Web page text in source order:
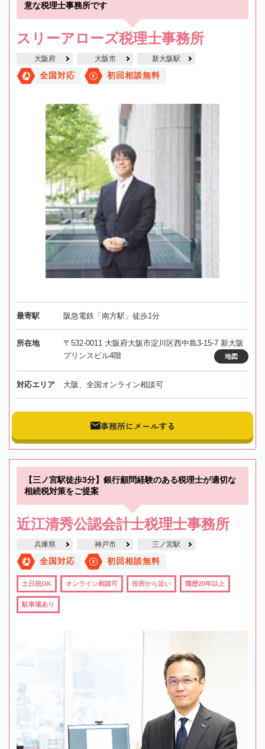
意な税理士事務所です
スリーアローズ税理士事務所
大阪府 大阪市 新大阪駅
全国対応 初回相談無料
最寄駅 阪急電鉄「南方駅」徒歩1分
所在地
〒532-0011 大阪府大阪市淀川区西中島3-15-7 新大阪
プリンスビル4階
地図
対応エリア 大阪、全国オンライン相談可
事務所にメールする
【三ノ宮駅徒歩3分】銀行顧問経験のある税理士が適切な
相続税対策をご提案
近江清秀公認会計士税理士事務所
兵庫県 神戸市 三ノ宮駅
全国対応 初回相談無料
土日祝OK オンライン相談可 役所から近い 職歴20年以上
駐車場あり